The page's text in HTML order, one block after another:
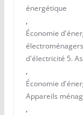
énergétique
,
Économie
d'électricité 5.
,
Économie
Appareils
,